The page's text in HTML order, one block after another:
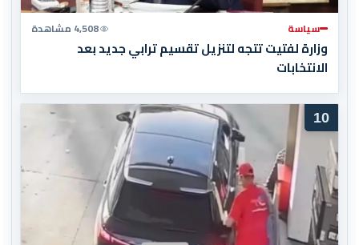
سياسة 4,508 مشاهدة
وزارة لفتيت تتجه لتنزيل تقسيم ترابي جديد بعد
الانتخابات
10